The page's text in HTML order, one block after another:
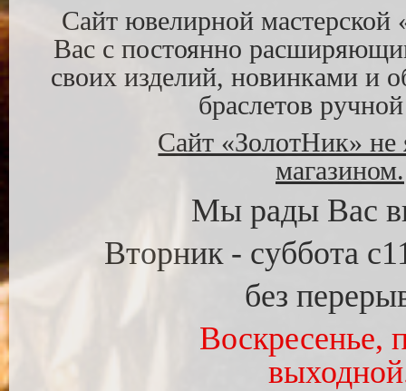
Сайт ювелирной мастерской
Вас с постоянно
своих изделий, новинками и
браслетов
Сайт «ЗолотНик» не
магазином.
Мы рады Вас
Вторник - суббота
без
Воскресенье,